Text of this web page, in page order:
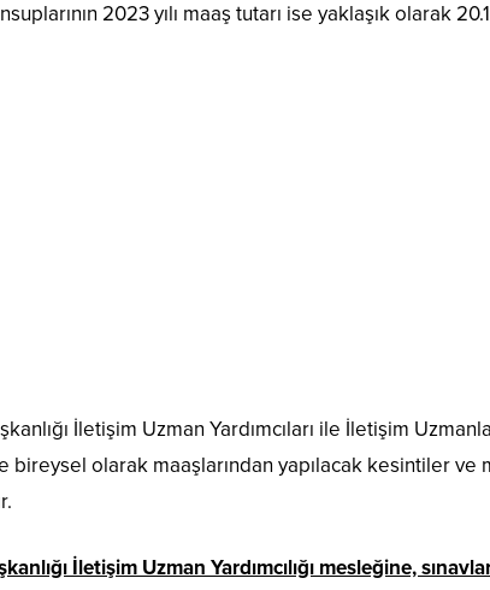
2023 yılı maaş tutarı ise yaklaşık olarak
İletişim Uzman Yardımcıları ile İletişim
bireysel olarak maaşlarından yapılacak kesintiler ve
İletişim Uzman Yardımcılığı mesleğine,